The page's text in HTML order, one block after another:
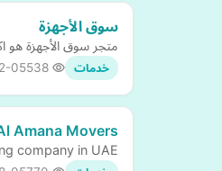
سوق الأجهزة
متجر سوق الأجهزة
خدمات 05
Amana Movers
company in UAE,